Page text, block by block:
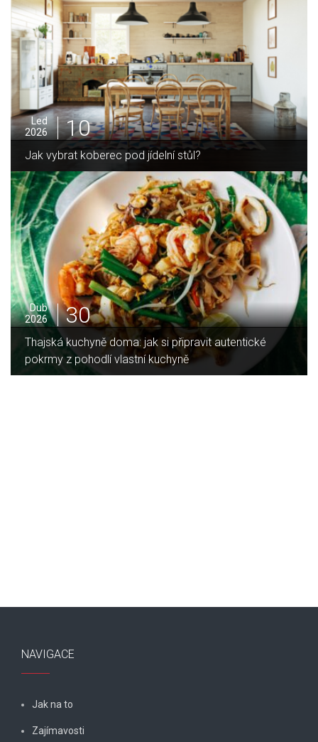
Pro
2025
05
Jak zvládnout vánoční úklid bez námahy
Led
2026
16
Jaký je rozdíl mezi indukční a sklokeramickou
deskou?
NAVIGACE
Jak na to
Zajímavosti